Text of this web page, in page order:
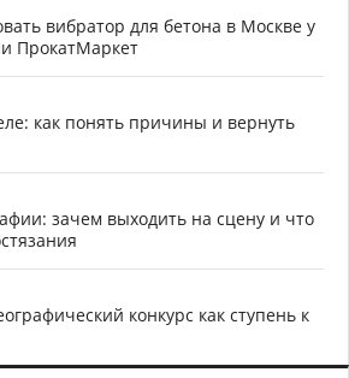
вибратор для бетона в Москве у
ПрокатМаркет
как понять причины и вернуть
зачем выходить на сцену и что
конкурс как ступень к